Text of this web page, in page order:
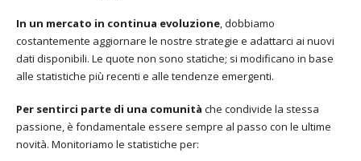
In un mercato in continua evoluzione, dobbiamo
costantemente aggiornare le nostre strategie e adattarci ai nuovi
dati disponibili. Le quote non sono statiche; si modificano in base
alle statistiche più recenti e alle tendenze emergenti.
Per sentirci parte di una comunità che condivide la stessa
passione, è fondamentale essere sempre al passo con le ultime
novità. Monitoriamo le statistiche per: